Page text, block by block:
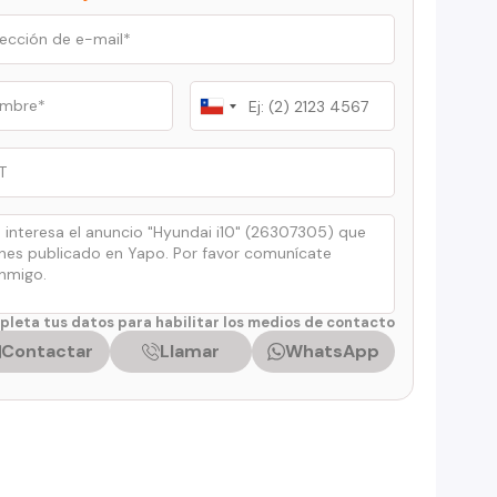
Chile
+56
tus datos para habilitar los medios de contacto
Contactar Llamar WhatsApp